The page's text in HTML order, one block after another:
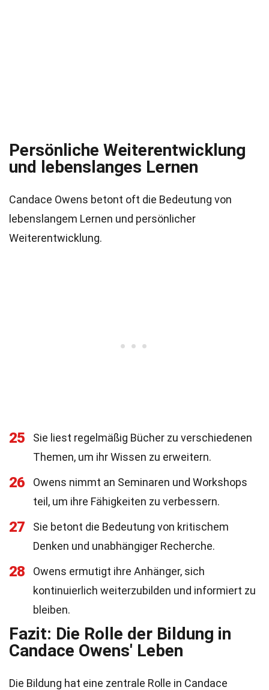
Persönliche Weiterentwicklung
und lebenslanges Lernen
Candace Owens betont oft die Bedeutung von
lebenslangem Lernen und persönlicher
Weiterentwicklung.
25
Sie liest regelmäßig Bücher zu verschiedenen
Themen, um ihr Wissen zu erweitern.
26
Owens nimmt an Seminaren und Workshops
teil, um ihre Fähigkeiten zu verbessern.
27
Sie betont die Bedeutung von kritischem
Denken und unabhängiger Recherche.
28
Owens ermutigt ihre Anhänger, sich
kontinuierlich weiterzubilden und informiert zu
bleiben.
Fazit: Die Rolle der Bildung in
Candace Owens' Leben
Die Bildung hat eine zentrale Rolle in Candace